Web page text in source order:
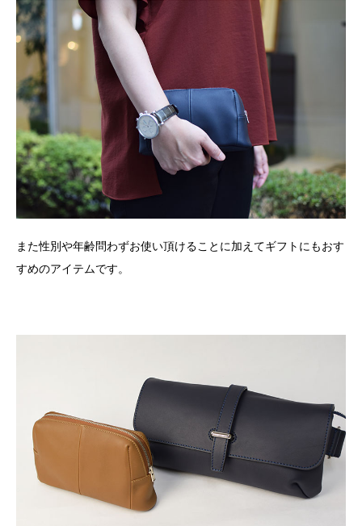
また性別や年齢問わずお使い頂けることに加えてギフトにもおす
すめのアイテムです。